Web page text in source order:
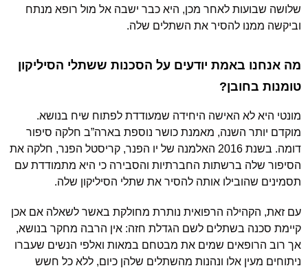
שלושה שבועות לאחר מכן, היא כבר ישבה אל מול רופא מנתח
וביקשה ממנו להסיר את השתלים שלה.
מה אנחנו באמת יודעים על הסכנות ששתלי הסיליקון
טומנות בחובן?
מונטי היא לא האישה היחידה שמעודדת לפתוח שיח בנושא.
מוקדם יותר השנה, מאמנת כושר נוספת בארה”ב חלקה סיפור
דומה. בשנת 2016 האלמנה של יו הפנר, קריסטל הפנר, חלקה את
הסיפור שלה ברשתות החברתיות והסבירה כי היא מתמודדת עם
תסמינים שהובילו אותה להסיר את שתלי הסיליקון שלה.
עם זאת, הקהילה הרפואית נותרת מחולקת באשר לשאלה אם אכן
קיימת סכנה בשתלים לשם הגדלת חזה: אין הרבה מחקר בנושא,
אך רוב הרופאים שמים את מבטחם במאות ואלפי הנשים שעברו
ניתוחים מעין אלו ונהנות מהשתלים שלהן כיום, ללא כל חשש